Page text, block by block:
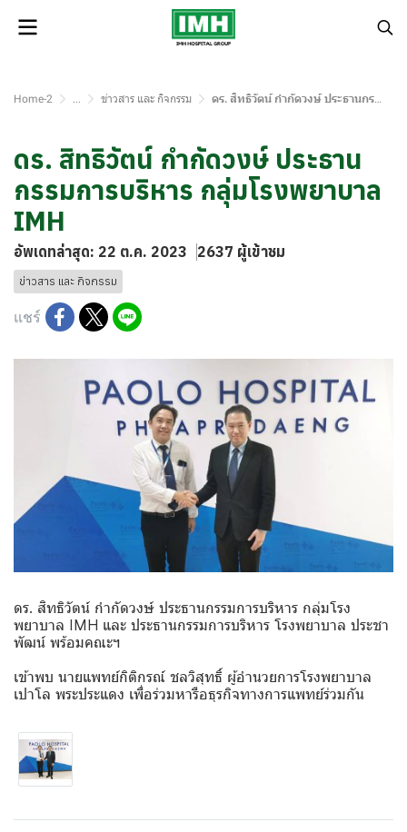
Home-2 ... ข่าวสาร และ กิจกรรม ดร. สิทธิวัตน์ กำกัดวงษ์ ประธานกรรมการบริหาร กลุ่มโรงพยาบาล IMH
ดร. สิทธิวัตน์ กำกัดวงษ์ ประธาน
กรรมการบริหาร กลุ่มโรงพยาบาล
IMH
อัพเดทล่าสุด: 22 ต.ค. 2023 2637 ผู้เข้าชม
ข่าวสาร และ กิจกรรม
แชร์
ดร. สิทธิวัตน์ กำกัดวงษ์ ประธานกรรมการบริหาร กลุ่มโรง
พยาบาล IMH และ ประธานกรรมการบริหาร โรงพยาบาล ประชา
พัฒน์ พร้อมคณะฯ
เข้าพบ นายแพทย์กิติกรณ์ ชลวิสุทธิ์ ผู้อำนวยการโรงพยาบาล
เปาโล พระประแดง เพื่อร่วมหารือธุรกิจทางการแพทย์ร่วมกัน